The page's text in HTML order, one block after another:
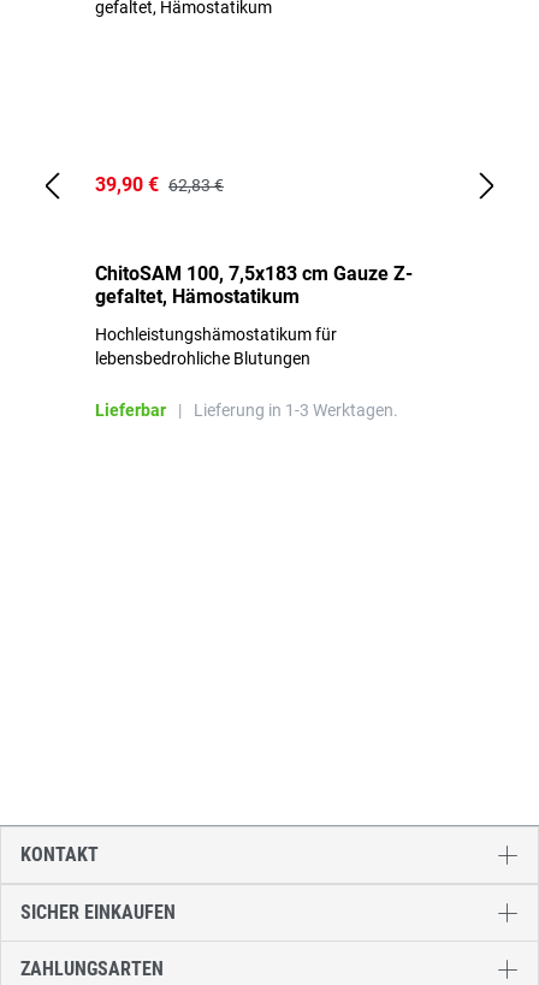
39,90 € 62,83 €
ChitoSAM 100, 7,5x183 cm Gauze Z-
gefaltet, Hämostatikum
Hochleistungshämostatikum für
lebensbedrohliche Blutungen
Lieferbar | Lieferung in 1-3 Werktagen.
SICHER EINKAUFEN
ZAHLUNGSARTEN
KONTAKT